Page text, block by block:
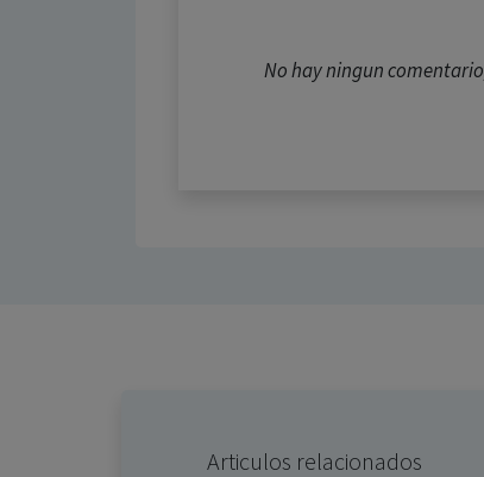
No hay ningun
Articulos relacionados